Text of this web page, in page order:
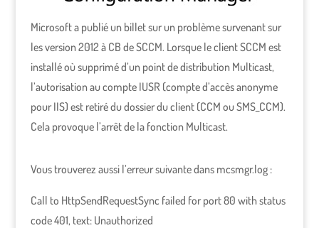
Microsoft a publié un billet sur un problème survenant sur
les version 2012 à CB de SCCM. Lorsque le client SCCM est
installé où supprimé d’un point de distribution Multicast,
l’autorisation au compte IUSR (compte d’accès anonyme
pour IIS) est retiré du dossier du client (CCM ou SMS_CCM).
Cela provoque l’arrêt de la fonction Multicast.
Vous trouverez aussi l’erreur suivante dans mcsmgr.log :
Call to HttpSendRequestSync failed for port 80 with status
code 401, text: Unauthorized